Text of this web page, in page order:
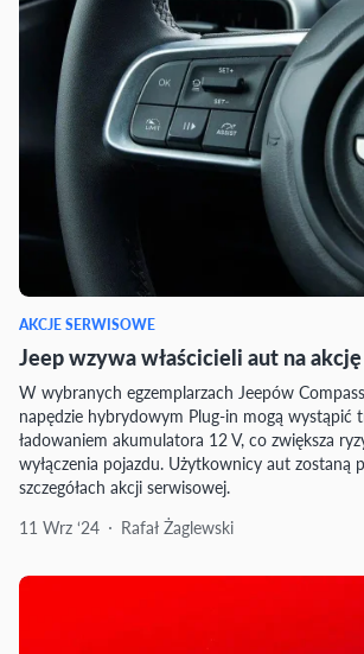
AKCJE SERWISOWE
Jeep wzywa właścicieli aut na
W wybranych egzemplarzach Jeepów
napędzie hybrydowym Plug-in mogą wystąpić
ładowaniem akumulatora 12 V, co zwiększa
wyłączenia pojazdu. Użytkownicy aut zostaną
szczegółach akcji serwisowej.
11 Wrz ‘24
Rafał Żaglewski